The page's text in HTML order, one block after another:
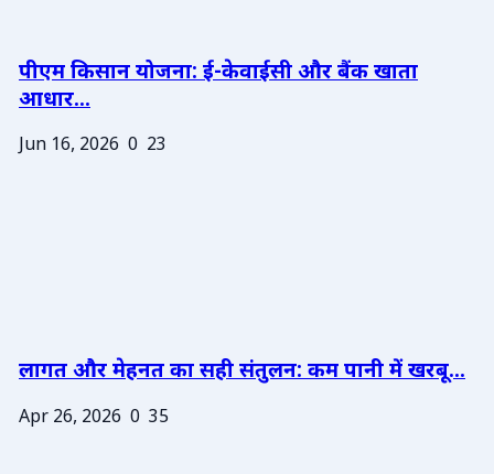
पीएम किसान योजना: ई-केवाईसी और बैंक खाता
आधार...
Jun 16, 2026 0 23
लागत और मेहनत का सही संतुलन: कम पानी में खरबू...
Apr 26, 2026 0 35